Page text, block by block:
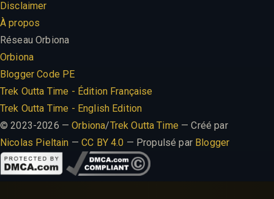
Disclaimer
À propos
Réseau Orbiona
Orbiona
Blogger Code PE
Trek Outta Time - Édition Française
Trek Outta Time - English Edition
© 2023-2026 —Orbiona/Trek Outta Time — Créé par
Nicolas Pieltain —CC BY 4.0 — Propulsé par Blogger